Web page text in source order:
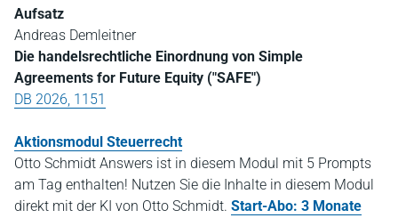
Aufsatz
Andreas Demleitner
Die handelsrechtliche Einordnung von Simple
Agreements for Future Equity ("SAFE")
DB 2026, 1151
Aktionsmodul Steuerrecht
Otto Schmidt Answers ist in diesem Modul mit 5 Prompts
am Tag enthalten! Nutzen Sie die Inhalte in diesem Modul
direkt mit der KI von Otto Schmidt. Start-Abo: 3 Monate